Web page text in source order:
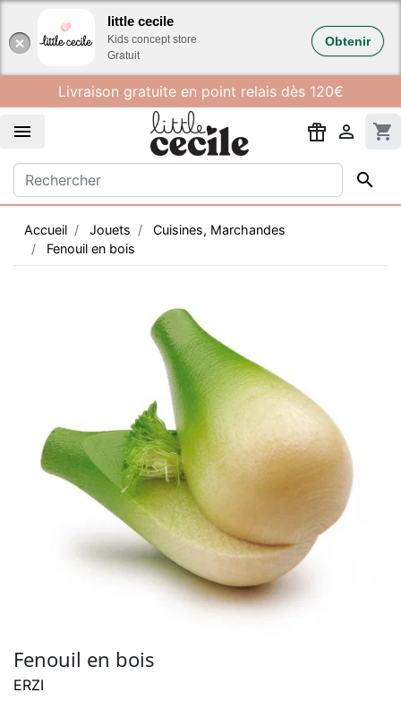
little cecile
Kids concept store
Gratuit
Obtenir
Livraison gratuite en point relais dès 120€
  shopping_cart

Accueil Jouets
Cuisines, Marchandes
Fenouil en bois
Fenouil en bois
ERZI